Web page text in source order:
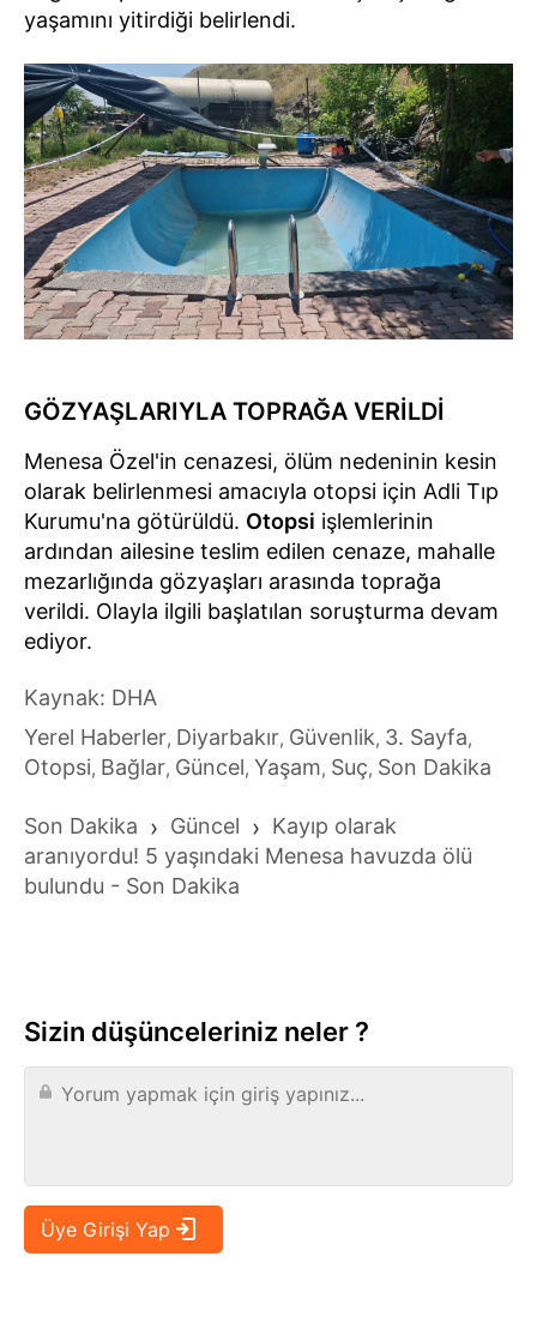
yaşamını yitirdiği belirlendi.
GÖZYAŞLARIYLA TOPRAĞA VERİLDİ
Menesa Özel'in cenazesi, ölüm nedeninin kesin
olarak belirlenmesi amacıyla otopsi için Adli Tıp
Kurumu'na götürüldü. Otopsi işlemlerinin
ardından ailesine teslim edilen cenaze, mahalle
mezarlığında gözyaşları arasında toprağa
verildi. Olayla ilgili başlatılan soruşturma devam
ediyor.
Kaynak: DHA
Yerel Haberler, Diyarbakır, Güvenlik, 3. Sayfa,
Otopsi, Bağlar, Güncel, Yaşam, Suç, Son Dakika
Son Dakika › Güncel › Kayıp olarak
aranıyordu! 5 yaşındaki Menesa havuzda ölü
bulundu - Son Dakika
Sizin düşünceleriniz neler ?